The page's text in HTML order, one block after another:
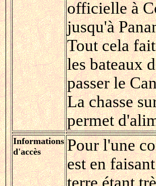
officielle à
jusqu'à
Tout cela
les bateaux
passer le
La chasse
permet
Informations
d'accès
Pour l'une
est en